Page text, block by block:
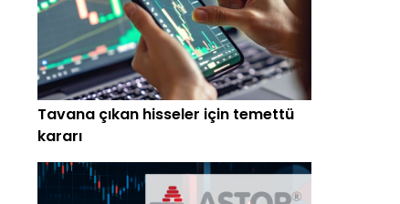
Tavana çıkan hisseler için temettü
kararı